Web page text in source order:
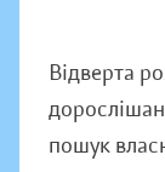
Відверта
пошук